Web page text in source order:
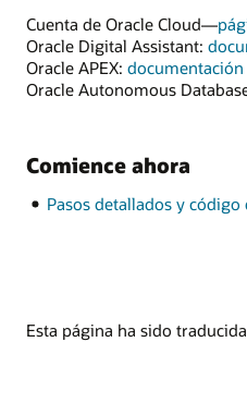
Cuenta de Oracle Cloud—
Oracle Digital Assistant:
Oracle APEX: documentación
Oracle Autonomous
Comience ahora
Pasos detallados y
Esta página ha sido